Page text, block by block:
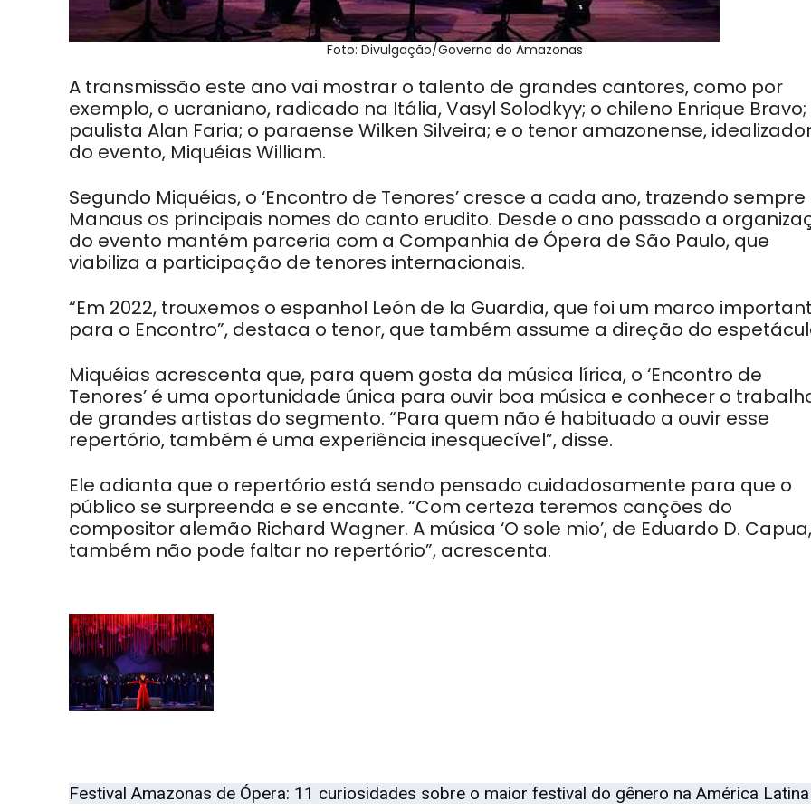
Foto: Divulgação/Governo do Amazonas
A transmissão este ano vai mostrar o talento de grandes cantores, como por
exemplo, o ucraniano, radicado na Itália, Vasyl Solodkyy; o chileno Enrique Bravo;
paulista Alan Faria; o paraense Wilken Silveira; e o tenor amazonense,
do evento, Miquéias William.
Segundo Miquéias, o ‘Encontro de Tenores’ cresce a cada ano, trazendo sempre
Manaus os principais nomes do canto erudito. Desde o ano passado a
do evento mantém parceria com a Companhia de Ópera de São Paulo, que
viabiliza a participação de tenores internacionais.
“Em 2022, trouxemos o espanhol León de la Guardia, que foi um marco
para o Encontro”, destaca o tenor, que também assume a direção do
Miquéias acrescenta que, para quem gosta da música lírica, o ‘Encontro de
Tenores’ é uma oportunidade única para ouvir boa música e conhecer o
de grandes artistas do segmento. “Para quem não é habituado a ouvir esse
repertório, também é uma experiência inesquecível”, disse.
Ele adianta que o repertório está sendo pensado cuidadosamente para que o
público se surpreenda e se encante. “Com certeza teremos canções do
compositor alemão Richard Wagner. A música ‘O sole mio’, de Eduardo D. Capua,
também não pode faltar no repertório”, acrescenta.
Festival Amazonas de Ópera: 11 curiosidades sobre o maior festival do gênero na América Latina